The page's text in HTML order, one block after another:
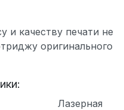
и качеству печати не
оригинального
Лазерная